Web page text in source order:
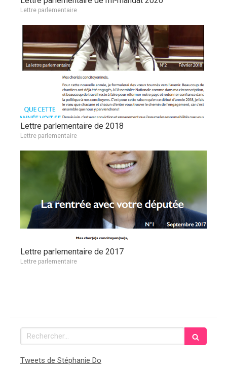
Lettre parlementaire
Lettre parlementaire de 2018
Lettre parlementaire
Lettre parlementaire de 2017
Lettre parlementaire
Rechercher
Tweets de Stéphanie Do